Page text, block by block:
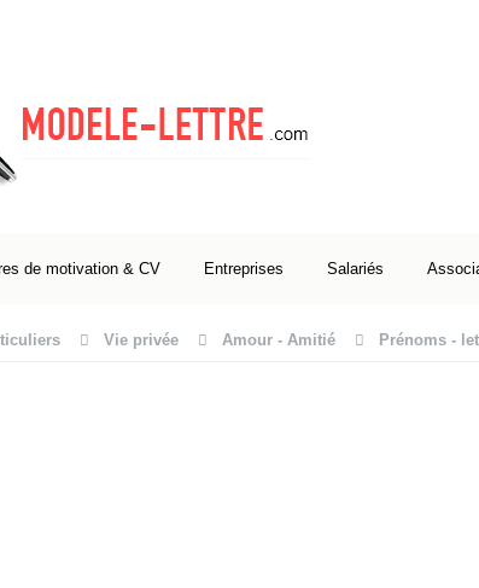
de motivation & CV Entreprises Salariés
Vie privée Amour - Amitié Prénoms -